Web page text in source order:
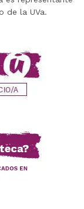
de la UVa.